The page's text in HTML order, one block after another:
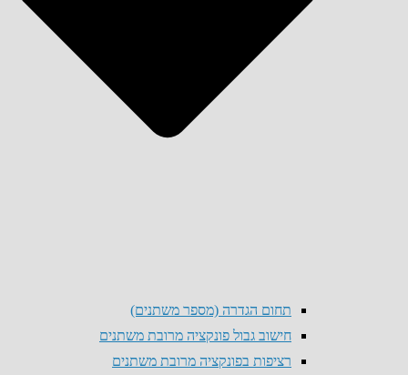
תחום הגדרה (מספר משתנים)
חישוב גבול פונקציה מרובת משתנים
רציפות בפונקציה מרובת משתנים